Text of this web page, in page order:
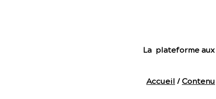
La plateforme aux
Accueil /Contenu